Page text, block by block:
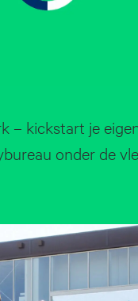
– kickstart je
onder de